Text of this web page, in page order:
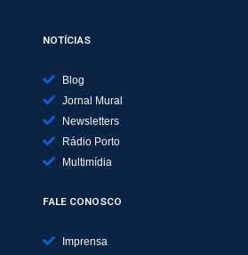
NOTÍCIAS
Blog
Jornal Mural
Newsletters
Rádio Porto
Multimídia
FALE CONOSCO
Imprensa